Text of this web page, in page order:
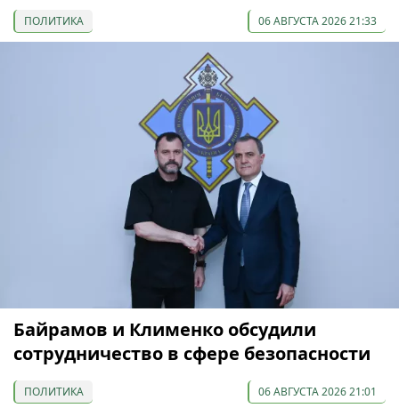
ПОЛИТИКА 06 АВГУСТА 2026 21:33
Байрамов и Клименко обсудили
сотрудничество в сфере безопасности
ПОЛИТИКА 06 АВГУСТА 2026 21:01